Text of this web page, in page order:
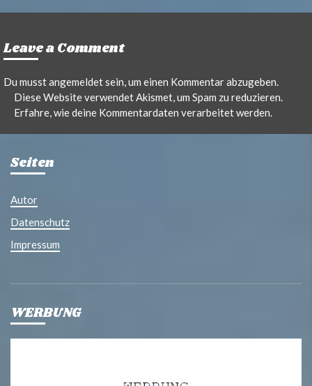
Leave a Comment
Du musstangemeldetsein, um einen Kommentar abzugeben.
Diese Website verwendet Akismet, um Spam zu reduzieren.
Erfahre, wie deine Kommentardaten verarbeitet werden.
Seiten
Autor
Datenschutz
Impressum
WERBUNG